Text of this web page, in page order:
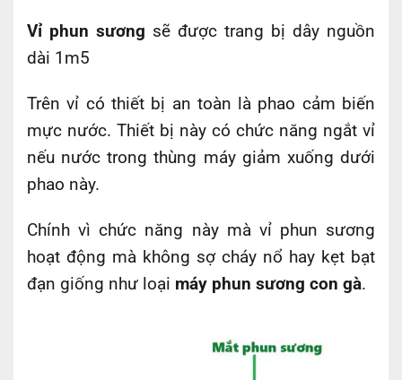
Vỉ phun sương sẽ được trang bị dây nguồn
dài 1m5
Trên vỉ có thiết bị an toàn là phao cảm biến
mực nước. Thiết bị này có chức năng ngắt vỉ
nếu nước trong thùng máy giảm xuống dưới
phao này.
Chính vì chức năng này mà vỉ phun sương
hoạt động mà không sợ cháy nổ hay kẹt bạt
đạn giống như loại máy phun sương con gà.